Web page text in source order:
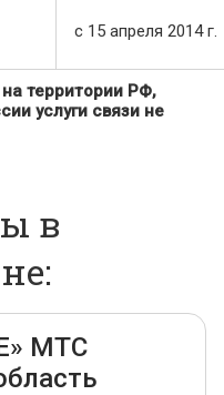
c 15 апреля 2014 г.
территории РФ,
услуги связи не
в
МТС